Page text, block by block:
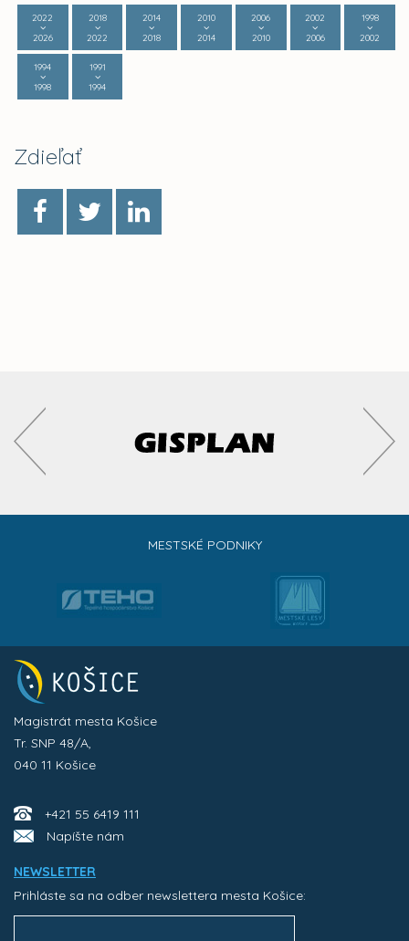
2022
2026
2018
2022
2014
2018
2010
2014
2006
2010
2002
2006
1998
2002
1994
1998
1991
1994
Zdieľať
MESTSKÉ PODNIKY
Magistrát mesta Košice
Tr. SNP 48/A,
040 11 Košice
+421 55 6419 111
Napíšte nám
NEWSLETTER
Prihláste sa na odber newslettera mesta Košice: